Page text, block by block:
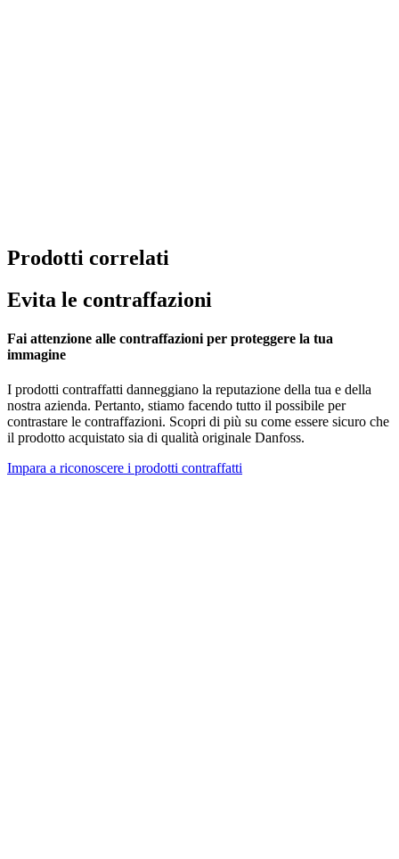
Prodotti correlati
Evita le contraffazioni
Fai attenzione alle contraffazioni per proteggere la tua
immagine
I prodotti contraffatti danneggiano la reputazione della tua e della
nostra azienda. Pertanto, stiamo facendo tutto il possibile per
contrastare le contraffazioni. Scopri di più su come essere sicuro che
il prodotto acquistato sia di qualità originale Danfoss.
Impara a riconoscere i prodotti contraffatti